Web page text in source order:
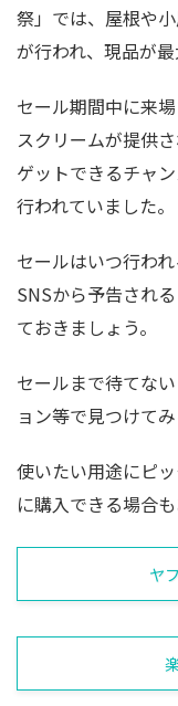
祭」では、屋根や
が行われ、現品が
セール期間中に来
スクリームが提供
ゲットできるチャ
行われていました。
セールはいつ行わ
SNSから予告され
ておきましょう。
セールまで待てな
ョン等で見つけて
使いたい用途にピ
に購入できる場合も
ヤ